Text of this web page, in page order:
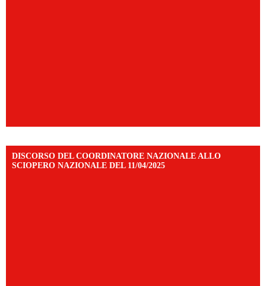
DISCORSO DEL COORDINATORE NAZIONALE ALLO
SCIOPERO NAZIONALE DEL 11/04/2025